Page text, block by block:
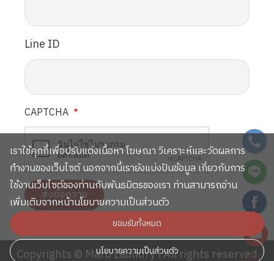
Line ID
CAPTCHA
เราใช้คุกกี้เพื่อปรับแต่งเนื้อหา โฆษณา วิเคราะห์และวัดผลการ
ทำงานของเว็บไซต์ นอกจากนี้เรายังแบ่งปันข้อมูล เกี่ยวกับการ
ใช้งานเว็บไซต์ของท่านกับพันธมิตรของเรา ท่านสามารถอ่าน
เพิ่มเติมจากหน้านโยบายความเป็นส่วนตัว
นโยบายความเป็นส่วนตัว
ยอมรับทั้งหมด
Copyrights © Maru Laundry l All rights reserved
SVG
SVG
SVG
SVG